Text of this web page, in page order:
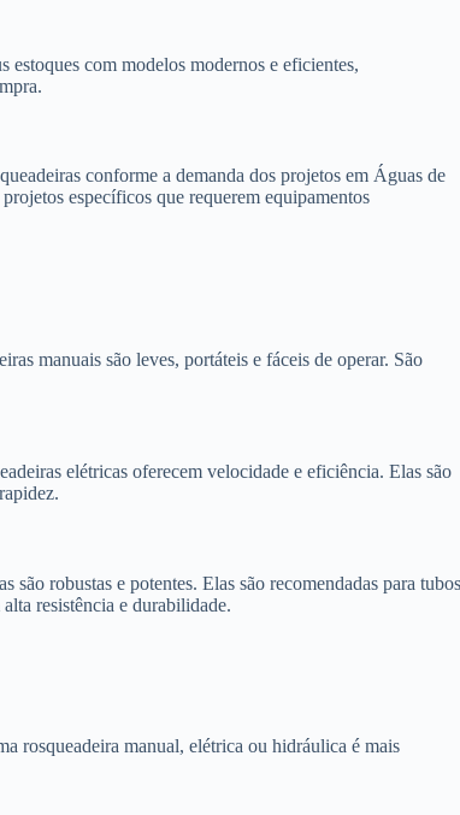
estoques com modelos modernos e eficientes,
conforme a demanda dos projetos em Águas de
específicos que requerem equipamentos
manuais são leves, portáteis e fáceis de operar. São
elétricas oferecem velocidade e eficiência. Elas são
são robustas e potentes. Elas são recomendadas para
resistência e durabilidade.
rosqueadeira manual, elétrica ou hidráulica é mais